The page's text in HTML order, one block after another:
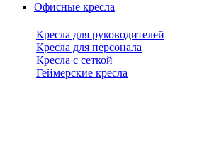
Офисные кресла
Кресла для руководителей
Кресла для персонала
Кресла с сеткой
Геймерские кресла